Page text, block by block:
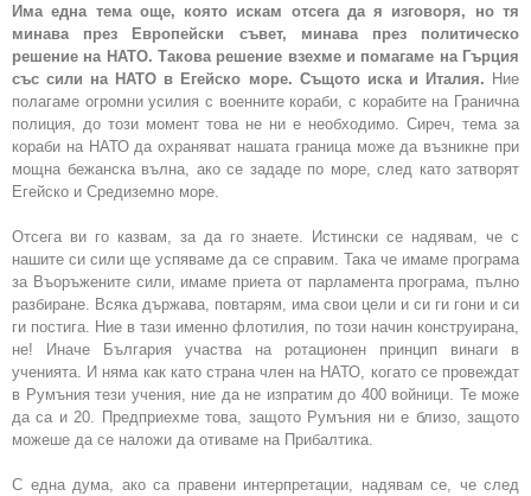
Има една тема още, която искам отсега да я изговоря, но тя
минава през Европейски съвет, минава през политическо
решение на НАТО. Такова решение взехме и помагаме на Гърция
със сили на НАТО в Егейско море. Същото иска и Италия. Ние
полагаме огромни усилия с военните кораби, с корабите на Гранична
полиция, до този момент това не ни е необходимо. Сиреч, тема за
кораби на НАТО да охраняват нашата граница може да възникне при
мощна бежанска вълна, ако се зададе по море, след като затворят
Егейско и Средиземно море.
Отсега ви го казвам, за да го знаете. Истински се надявам, че с
нашите си сили ще успяваме да се справим. Така че имаме програма
за Въоръжените сили, имаме приета от парламента програма, пълно
разбиране. Всяка държава, повтарям, има свои цели и си ги гони и си
ги постига. Ние в тази именно флотилия, по този начин конструирана,
не! Иначе България участва на ротационен принцип винаги в
ученията. И няма как като страна член на НАТО, когато се провеждат
в Румъния тези учения, ние да не изпратим до 400 войници. Те може
да са и 20. Предприехме това, защото Румъния ни е близо, защото
можеше да се наложи да отиваме на Прибалтика.
С една дума, ако са правени интерпретации, надявам се, че след